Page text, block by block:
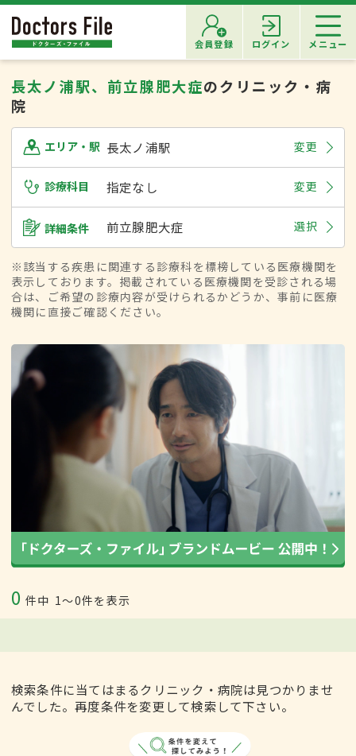
会員登録 ログイン メニュー
長太ノ浦駅、前立腺肥大症のクリニック・病
院
エリア・駅 長太ノ浦駅 変更
診療科目 指定なし 変更
詳細条件 前立腺肥大症 選択
※該当する疾患に関連する診療科を標榜している医療機関を
表示しております。掲載されている医療機関を受診される場
合は、ご希望の診療内容が受けられるかどうか、事前に医療
機関に直接ご確認ください。
0 件中 1〜0件を表示
検索条件に当てはまるクリニック・病院は見つかりませ
んでした。再度条件を変更して検索して下さい。